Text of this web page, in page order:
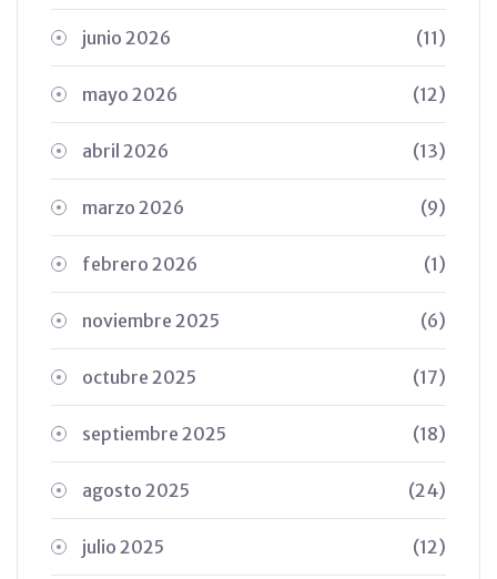
junio 2026 (11)
mayo 2026 (12)
abril 2026 (13)
marzo 2026 (9)
febrero 2026 (1)
noviembre 2025 (6)
octubre 2025 (17)
septiembre 2025 (18)
agosto 2025 (24)
julio 2025 (12)